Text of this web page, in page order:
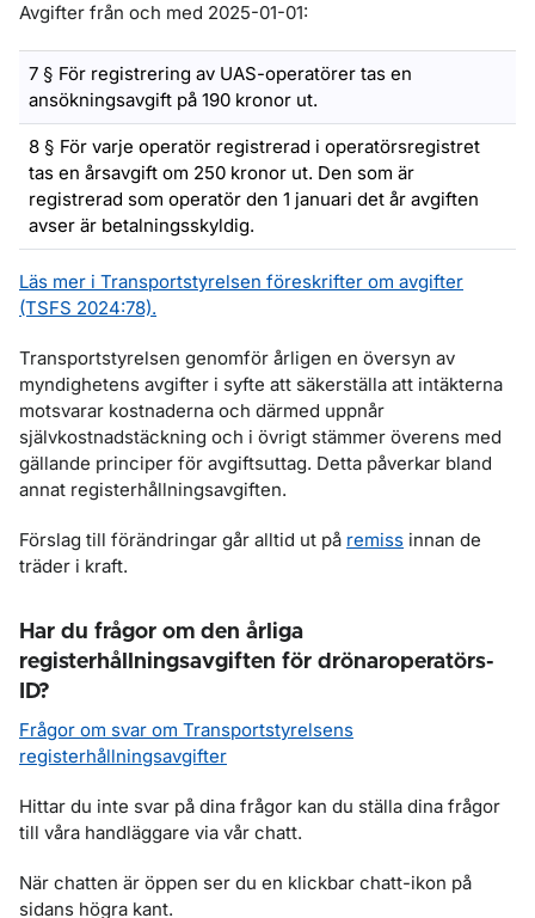
Avgifter från och med 2025-01-01:
7 § För registrering av UAS-operatörer tas en
ansökningsavgift på 190 kronor ut.
8 § För varje operatör registrerad i operatörsregistret
tas en årsavgift om 250 kronor ut. Den som är
registrerad som operatör den 1 januari det år avgiften
avser är betalningsskyldig.
Läs mer i Transportstyrelsen föreskrifter om avgifter
(TSFS 2024:78).
Transportstyrelsen genomför årligen en översyn av
myndighetens avgifter i syfte att säkerställa att intäkterna
motsvarar kostnaderna och därmed uppnår
självkostnadstäckning och i övrigt stämmer överens med
gällande principer för avgiftsuttag. Detta påverkar bland
annat registerhållningsavgiften.
Förslag till förändringar går alltid ut på remiss innan de
träder i kraft.
Har du frågor om den årliga
registerhållningsavgiften för drönaroperatörs-
ID?
Frågor om svar om Transportstyrelsens
registerhållningsavgifter
Hittar du inte svar på dina frågor kan du ställa dina frågor
till våra handläggare via vår chatt.
När chatten är öppen ser du en klickbar chatt-ikon på
sidans högra kant.